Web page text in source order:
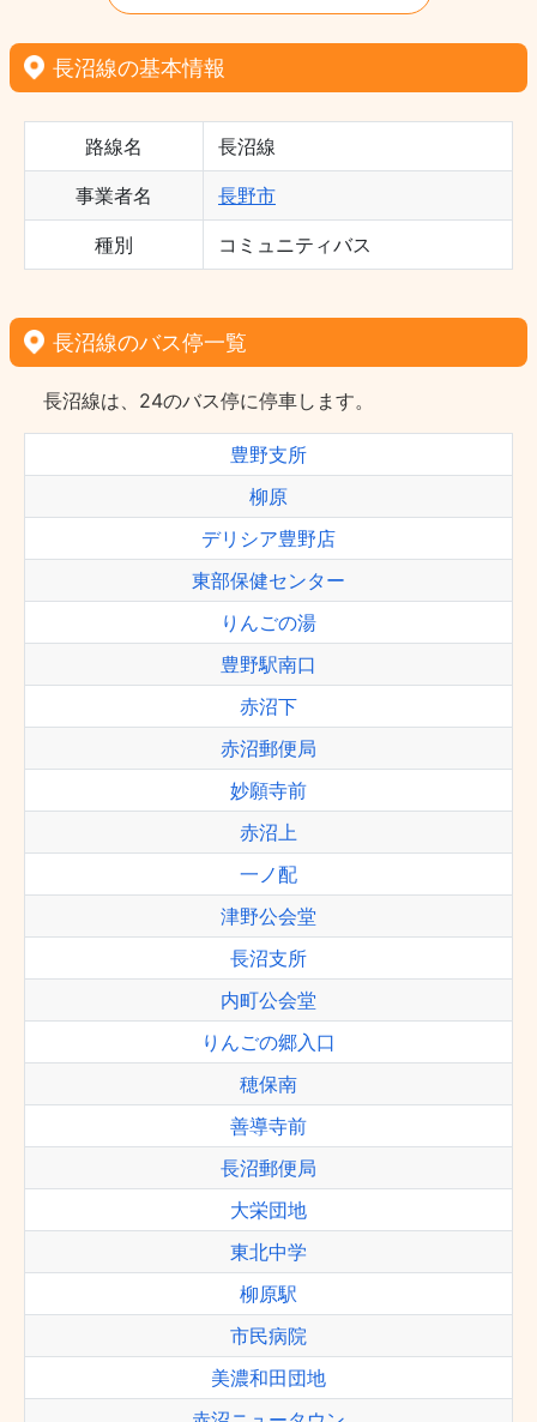
長沼線の基本情報
路線名 長沼線
事業者名 長野市
種別 コミュニティバス
長沼線のバス停一覧
長沼線は、24のバス停に停車します。
豊野支所
柳原
デリシア豊野店
東部保健センター
りんごの湯
豊野駅南口
赤沼下
赤沼郵便局
妙願寺前
赤沼上
一ノ配
津野公会堂
長沼支所
内町公会堂
りんごの郷入口
穂保南
善導寺前
長沼郵便局
大栄団地
東北中学
柳原駅
市民病院
美濃和田団地